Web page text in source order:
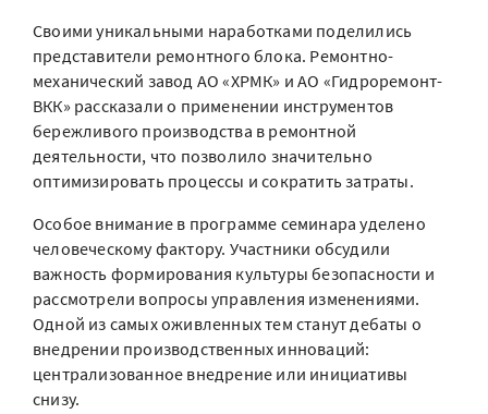
Своими уникальными наработками поделились
представители ремонтного блока. Ремонтно-
механический завод АО «ХРМК» и АО «Гидроремонт-
ВКК» рассказали о применении инструментов
бережливого производства в ремонтной
деятельности, что позволило значительно
оптимизировать процессы и сократить затраты.
Особое внимание в программе семинара уделено
человеческому фактору. Участники обсудили
важность формирования культуры безопасности и
рассмотрели вопросы управления изменениями.
Одной из самых оживленных тем станут дебаты о
внедрении производственных инноваций:
централизованное внедрение или инициативы
снизу.